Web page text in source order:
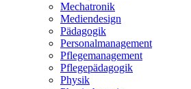
Mechatronik
Mediendesign
Pädagogik
Personalmanagement
Pflegemanagement
Pflegepädagogik
Physik